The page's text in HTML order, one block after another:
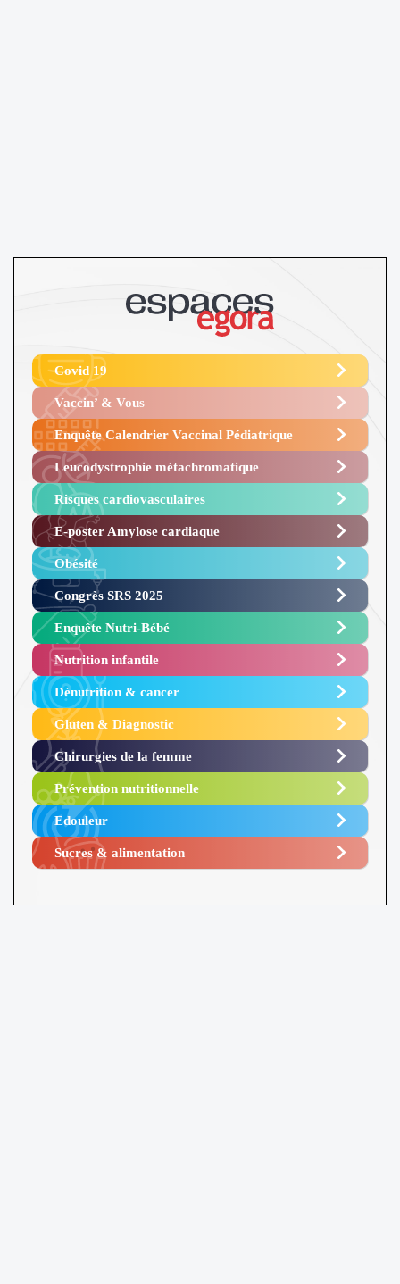
Covid 19
Vaccin’ & Vous
Enquête Calendrier Vaccinal Pédiatrique
Leucodystrophie métachromatique
Risques cardiovasculaires
E-poster Amylose cardiaque ​
Obésité ​
Congrès SRS 2025 ​
Enquête Nutri-Bébé ​
Nutrition infantile
Dénutrition & cancer
Gluten & Diagnostic
Chirurgies de la femme
Prévention nutritionnelle
Edouleur​
Sucres & alimentation​